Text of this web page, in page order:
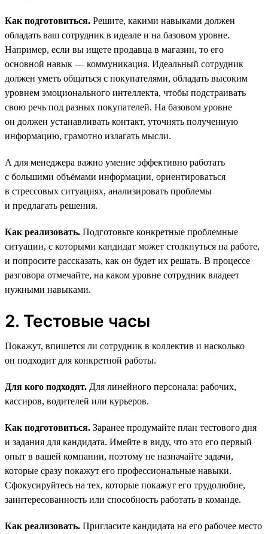
Как подготовиться. Решите, какими навыками должен
обладать ваш сотрудник в идеале и на базовом уровне.
Например, если вы ищете продавца в магазин, то его
основной навык — коммуникация. Идеальный сотрудник
должен уметь общаться с покупателями, обладать высоким
уровнем эмоционального интеллекта, чтобы подстраивать
свою речь под разных покупателей. На базовом уровне
он должен устанавливать контакт, уточнять полученную
информацию, грамотно излагать мысли.
А для менеджера важно умение эффективно работать
с большими объёмами информации, ориентироваться
в стрессовых ситуациях, анализировать проблемы
и предлагать решения.
Как реализовать. Подготовьте конкретные проблемные
ситуации, с которыми кандидат может столкнуться на работе,
и попросите рассказать, как он будет их решать. В процессе
разговора отмечайте, на каком уровне сотрудник владеет
нужными навыками.
2. Тестовые часы
Покажут, впишется ли сотрудник в коллектив и насколько
он подходит для конкретной работы.
Для кого подходят. Для линейного персонала: рабочих,
кассиров, водителей или курьеров.
Как подготовиться. Заранее продумайте план тестового дня
и задания для кандидата. Имейте в виду, что это его первый
опыт в вашей компании, поэтому не назначайте задачи,
которые сразу покажут его профессиональные навыки.
Сфокусируйтесь на тех, которые покажут его трудолюбие,
заинтересованность или способность работать в команде.
Как реализовать. Пригласите кандидата на его рабочее место